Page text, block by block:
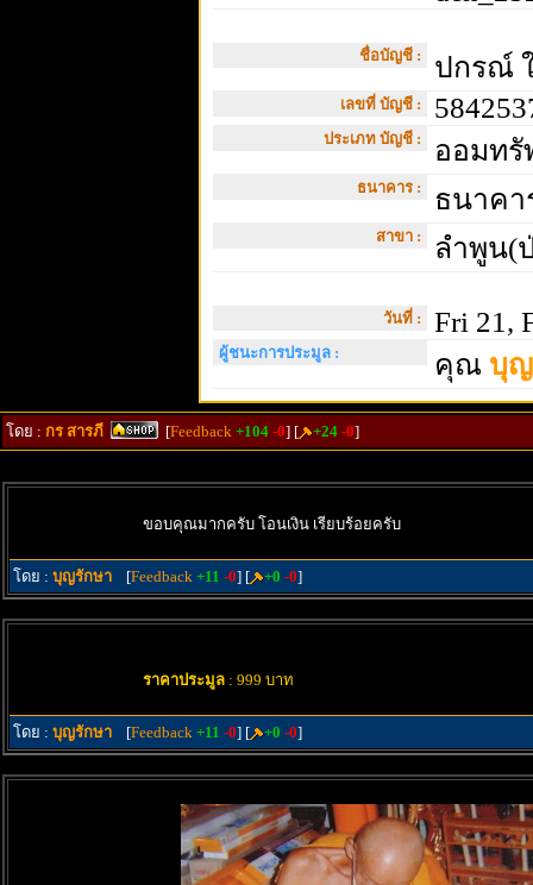
ชื่อบัญชี : ปกรณ์
เลขที่ บัญชี :
ประเภท บัญชี : ออมทรั
ธนาคาร : ธนาค
สาขา : ลำพูน(
วันที่ : Fri 21,
ผู้ชนะการประมูล : คุณ บุ
โดย : กร สารภี [Feedback +104 -0] [ +24 -0]
ขอบคุณมากครับ โอนเงิน เรียบร้อยครับ
โดย : บุญรักษา [Feedback +11 -0] [ +0 -0]
ราคาประมูล: 999 บาท
โดย : บุญรักษา [Feedback +11 -0] [ +0 -0]